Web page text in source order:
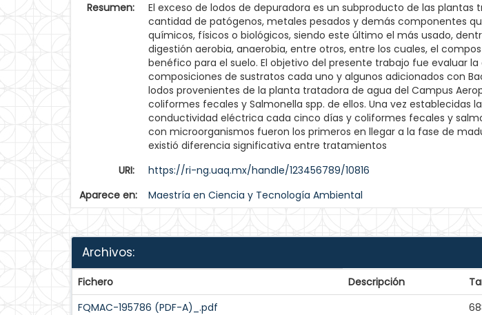
Resumen:
El exceso de lodos de depuradora es un subproducto de las
cantidad de patógenos, metales pesados y demás componentes
químicos, físicos o biológicos, siendo este último el más usado,
digestión aerobia, anaerobia, entre otros, entre los cuales, el
benéfico para el suelo. El objetivo del presente trabajo fue
composiciones de sustratos cada uno y algunos adicionados con
lodos provenientes de la planta tratadora de agua del Campus
coliformes fecales y Salmonella spp. de ellos. Una vez
conductividad eléctrica cada cinco días y coliformes fecales y
con microorganismos fueron los primeros en llegar a la fase de
existió diferencia significativa entre tratamientos
URI:
https://ri-ng.uaq.mx/handle/123456789/10816
Aparece en:
Maestría en Ciencia y Tecnología Ambiental
Archivos:
Fichero Descripción
FQMAC-195786 (PDF-A)_.pdf